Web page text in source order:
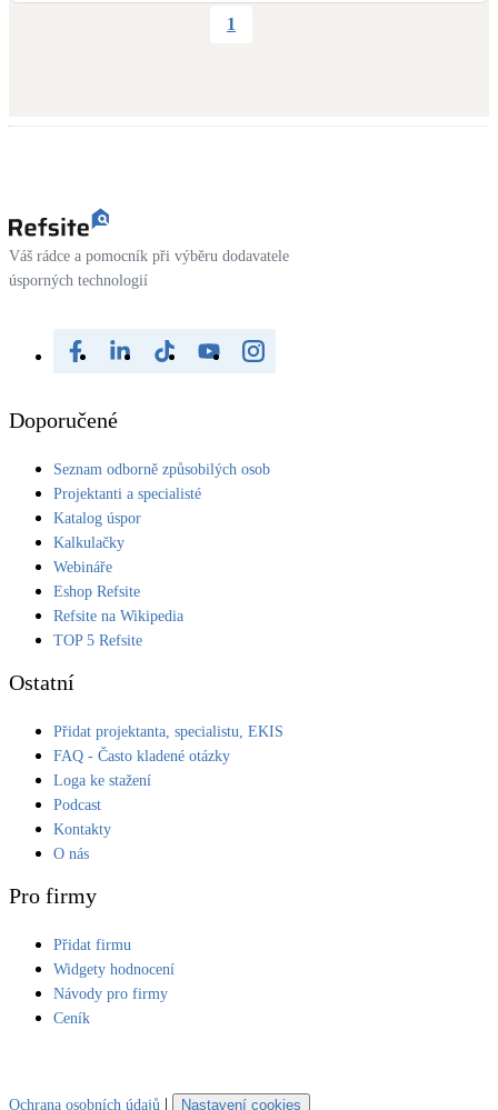
1
Váš rádce a pomocník při výběru dodavatele
úsporných technologií
Doporučené
Seznam odborně způsobilých osob
Projektanti a specialisté
Katalog úspor
Kalkulačky
Webináře
Eshop Refsite
Refsite na Wikipedia
TOP 5 Refsite
Ostatní
Přidat projektanta, specialistu, EKIS
FAQ - Často kladené otázky
Loga ke stažení
Podcast
Kontakty
O nás
Pro firmy
Přidat firmu
Widgety hodnocení
Návody pro firmy
Ceník
Ochrana osobních údajů | Nastavení cookies